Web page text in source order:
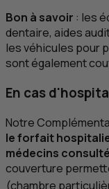
Bon à savoir : les
dentaire, aides
les véhicules pour
sont également
En cas
Notre
le forfait
médecins
couverture
(chambre